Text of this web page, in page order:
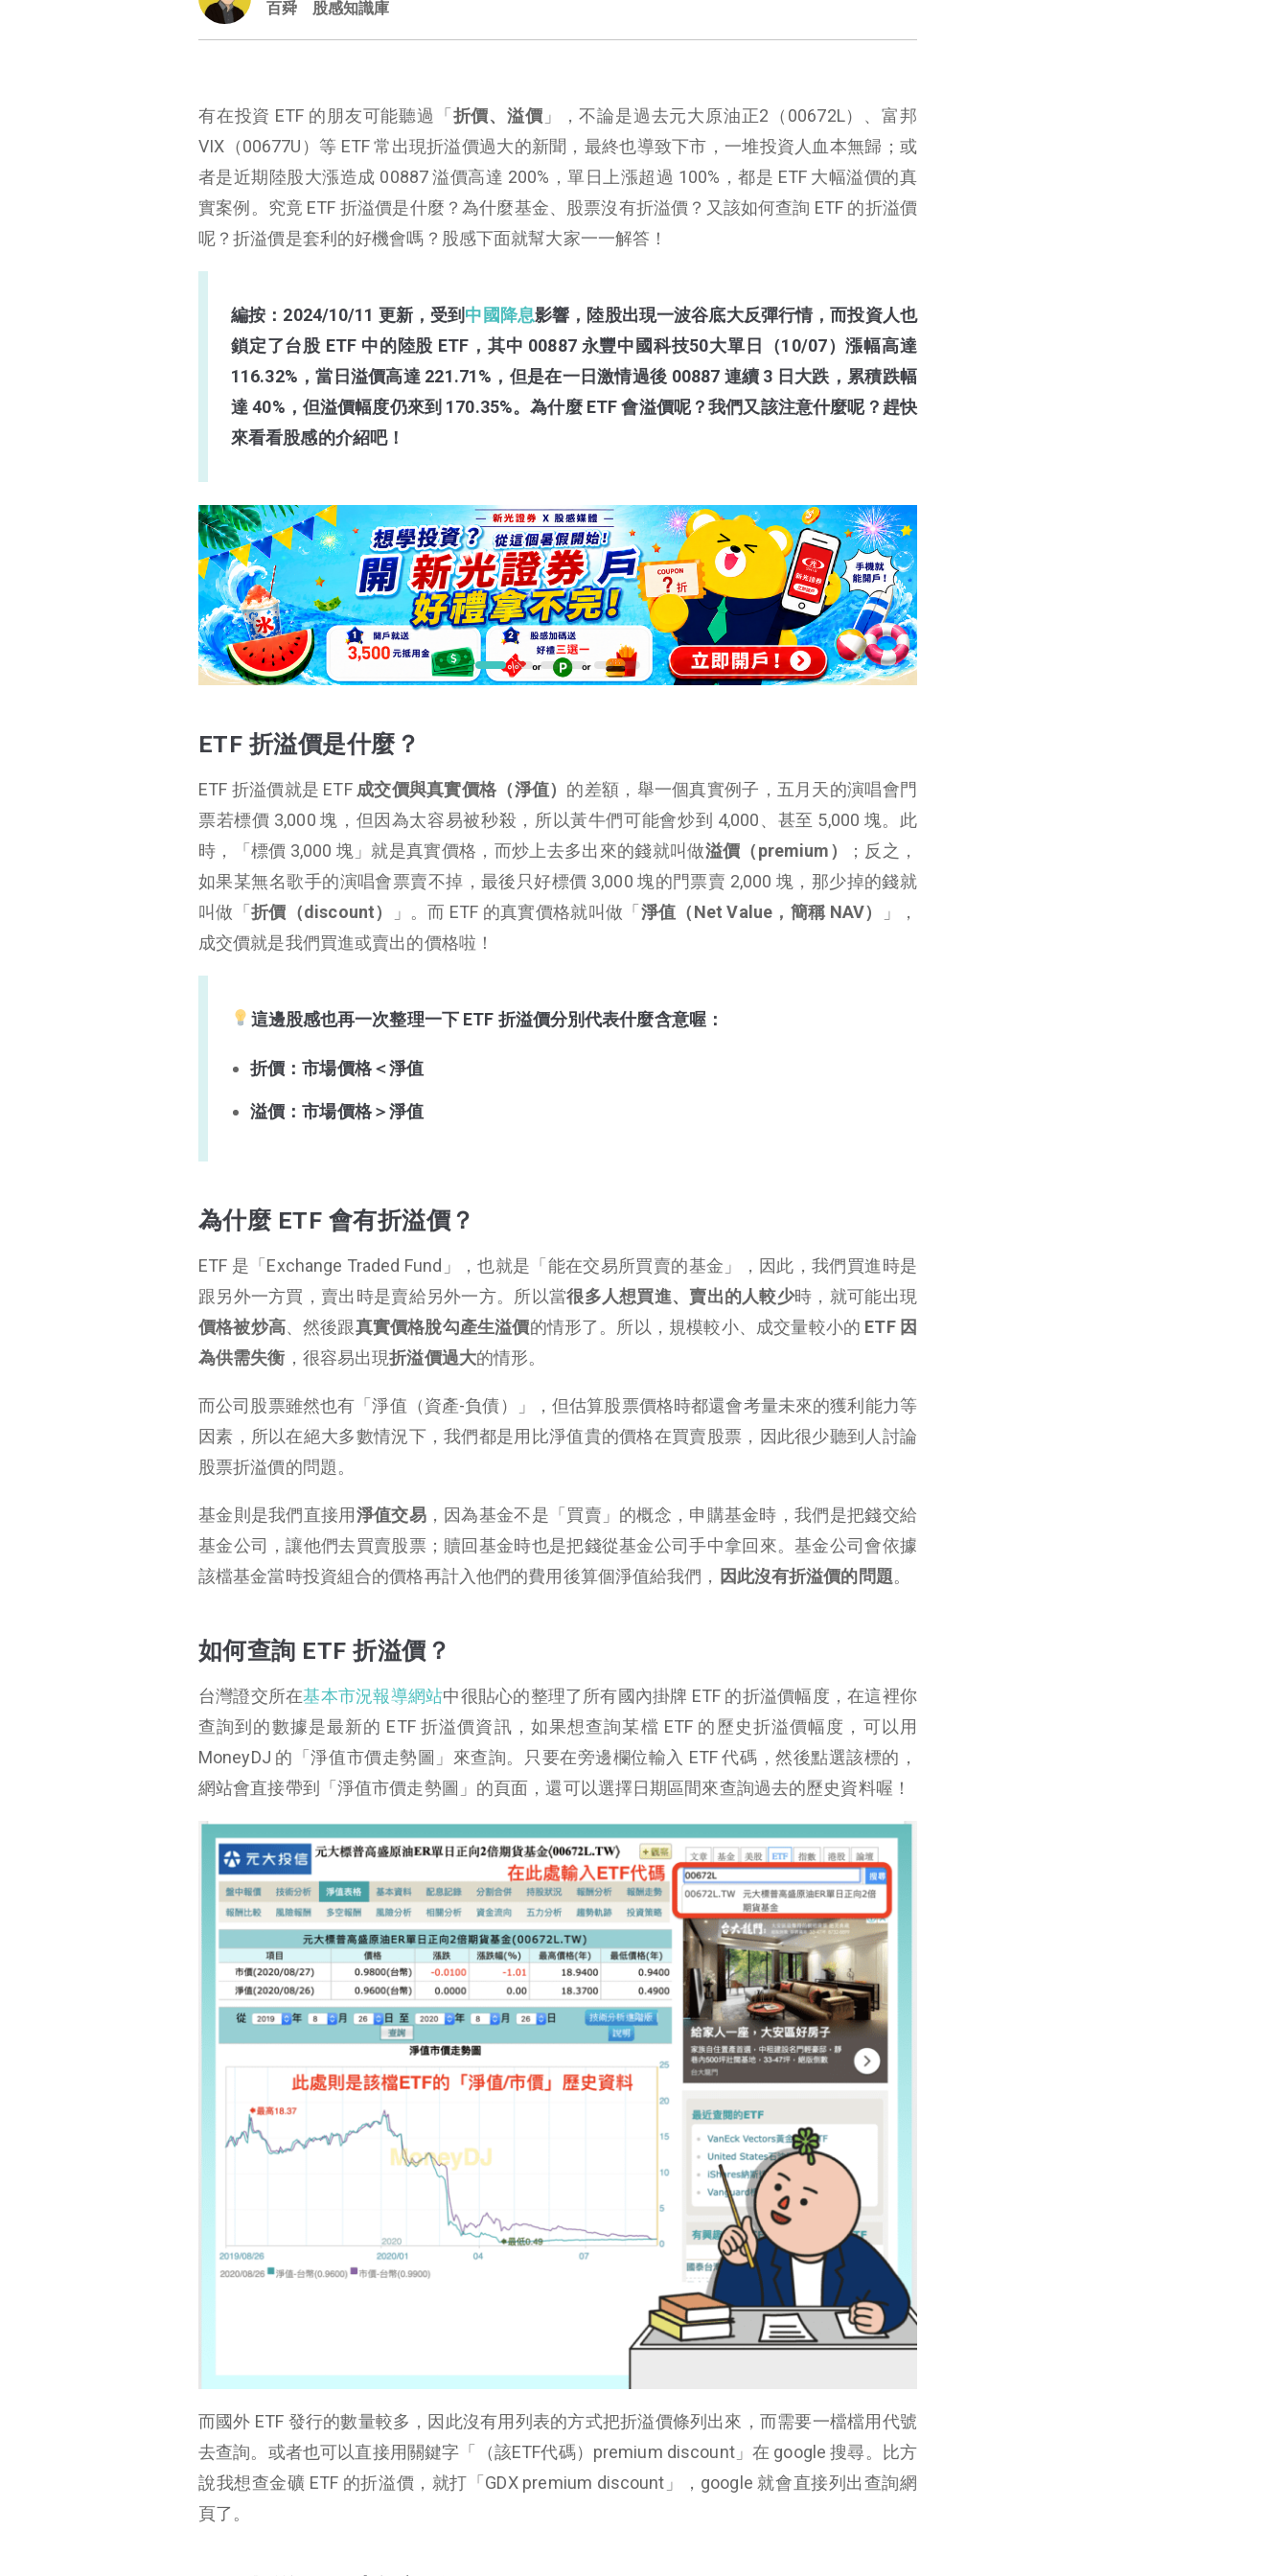
百舜 股感知識庫
有在投資 ETF 的朋友可能聽過「 折價、溢價 」，不論是過去元大原油正2（00672L）、富邦
VIX（00677U）等 ETF 常出現折溢價過大的新聞，最終也導致下市，一堆投資人血本無歸；或
者是近期陸股大漲造成 00887 溢價高達 200%，單日上漲超過 100%，都是 ETF 大幅溢價的真
實案例。究竟 ETF 折溢價是什麼？為什麼基金、股票沒有折溢價？又該如何查詢 ETF 的折溢價
呢？折溢價是套利的好機會嗎？股感下面就幫大家一一解答！
編按：2024/10/11 更新，受到 中國降息影響，陸股出現一波谷底大反彈行情，而投資人也
鎖定了台股 ETF 中的陸股 ETF，其中 00887 永豐中國科技50大單日（10/07）漲幅高達
116.32%，當日溢價高達 221.71%，但是在一日激情過後 00887 連續 3 日大跌，累積跌幅
達 40%，但溢價幅度仍來到 170.35%。為什麼 ETF 會溢價呢？我們又該注意什麼呢？趕快
來看看股感的介紹吧！
ETF 折溢價是什麼？
ETF 折溢價就是 ETF 成交價與真實價格（淨值） 的差額，舉一個真實例子， 五月天的演唱會門
票若標價 3,000 塊，但因為太容易被秒殺，所以黃牛們可能會炒到 4,000、甚至 5,000 塊。此
時，「標價 3,000 塊」就是真實價格，而炒上去多出來的錢就叫做溢價（premium）
；反之，
如果某無名歌手的演唱會票賣不掉，最後只好標價 3,000 塊的門票賣 2,000 塊，那少掉的錢就
叫做「折價（discount） 」。而 ETF 的真實價格就叫做「淨值（Net Value，簡稱 NAV）
」，
成交價就是我們買進或賣出的價格啦！
這邊股感也再一次整理一下 ETF 折溢價分別代表什麼含意喔：
折價：市場價格＜淨值
溢價：市場價格＞淨值
為什麼 ETF 會有折溢價？
ETF 是「Exchange Traded Fund」，也就是「能在交易所買賣的基金」，因此，我們買進時是
跟另外一方買，賣出時是賣給另外一方。所以當很多人想買進、賣出的人較少時，就可能出現
價格被炒高、然後跟真實價格脫勾產生溢價的情形了。所以，規模較小、成交量較小的 ETF 因
為供需失衡 ，很容易出現折溢價過大的情形。
而公司股票雖然也有「淨值（資產-負債）」，但估算股票價格時都還會考量未來的獲利能力等
因素，所以在絕大多數情況下，我們都是用比淨值貴的價格在買賣股票，因此很少聽到人討論
股票折溢價的問題。
基金則是我們直接用淨值交易，因為基金不是「買賣」的概念，申購基金時，我們是把錢交給
基金公司，讓他們去買賣股票；贖回基金時也是把錢從基金公司手中拿回來。基金公司會依據
該檔基金當時投資組合的價格再計入他們的費用後算個淨值給我們， 因此沒有折溢價的問題。
如何查詢 ETF 折溢價？
台灣證交所在基本市況報導網站中很貼心的整理了所有國內掛牌 ETF 的折溢價幅度，在這裡你
查詢到的數據是最新的 ETF 折溢價資訊，如果想查詢某檔 ETF 的歷史折溢價幅度，可以用
MoneyDJ 的「淨值市價走勢圖」來查詢。
只要在旁邊欄位輸入 ETF 代碼，然後點選該標的，
網站會直接帶到「淨值市價走勢圖」的頁面，還可以選擇日期區間來查詢過去的歷史資料喔！
而國外 ETF 發行的數量較多，因此沒有用列表的方式把折溢價條列出來，而需要一檔檔用代號
去查詢。或者也可以直接用關鍵字「（該ETF代碼）premium discount」在 google 搜尋。比方
說我想查金礦 ETF 的折溢價，就打「GDX premium discount」，google 就會直接列出查詢網
頁了。